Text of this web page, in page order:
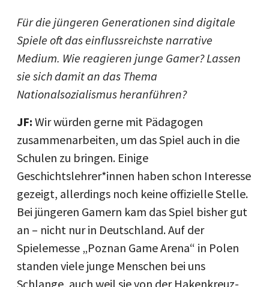
Für die jüngeren Generationen sind digitale
Spiele oft das einflussreichste narrative
Medium. Wie reagieren junge Gamer? Lassen
sie sich damit an das Thema
Nationalsozialismus heranführen?
JF: Wir würden gerne mit Pädagogen
zusammenarbeiten, um das Spiel auch in die
Schulen zu bringen. Einige
Geschichtslehrer*innen haben schon Interesse
gezeigt, allerdings noch keine offizielle Stelle.
Bei jüngeren Gamern kam das Spiel bisher gut
an – nicht nur in Deutschland. Auf der
Spielemesse „Poznan Game Arena“ in Polen
standen viele junge Menschen bei uns
Schlange, auch weil sie von der Hakenkreuz-